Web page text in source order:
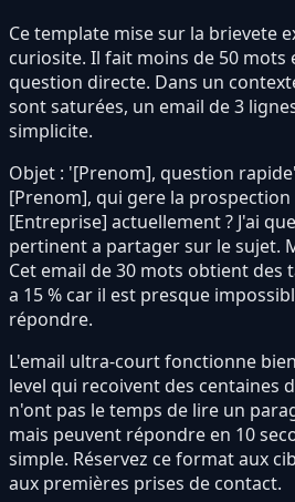
Ce template mise sur la brievete
curiosite. Il fait moins de 50 mots
question directe. Dans un
sont saturées, un email de 3
simplicite.
Objet : '[Prenom], question
[Prenom], qui gere la
[Entreprise] actuellement ? J'ai
pertinent a partager sur le sujet.
Cet email de 30 mots obtient des
a 15 % car il est presque
répondre.
L'email ultra-court fonctionne
level qui recoivent des centaines
n'ont pas le temps de lire un
mais peuvent répondre en 10
simple. Réservez ce format aux
aux premières prises de contact.